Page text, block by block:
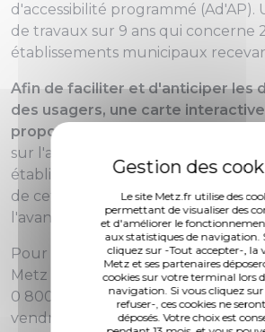
Le site Metz.fr utilise des
permettant de visualiser des
et d'améliorer le
aux statistiques de navigation.
cliquez sur -Tout accepter-, la
Metz et ses partenaires
cookies sur votre terminal lors
navigation. Si vous cliquez
refuser-, ces cookies ne
déposés. Votre choix est
d'accessibilité programmé (Ad'AP).
de travaux sur 9 ans qui concerne
établissements municipaux
Afin de faciliter et d'anticiper les
des usagers, une carte
proposée.
Elle permet d'obtenir
sur l'accessibilité de premier niveau
établissement (entrées des
de cette carte évolueront au fur
l'avancée des travaux programmés
Pour tout renseignement, les
Metz sont à votre disposition via Allo
0 800 891 891 (appel et service
vendredi de 8 h à 12 h et de 13 h 30